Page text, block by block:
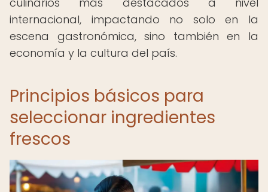
internacional, impactando no solo en la
escena gastronómica, sino también en la
economía y la cultura del país.
Principios básicos para
seleccionar ingredientes
frescos